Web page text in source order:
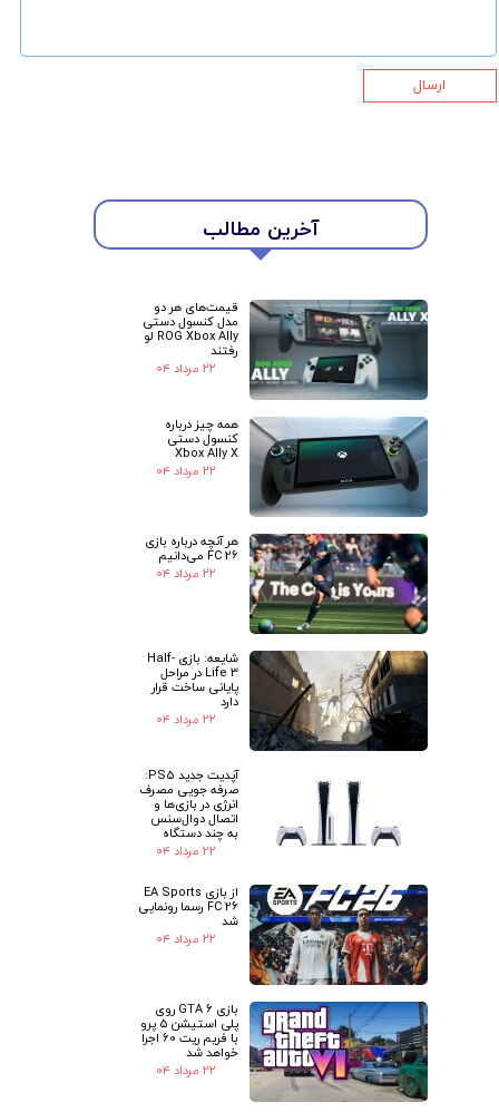
★
آخرین مطالب
قیمت‌های هر دو
مدل کنسول دستی
ROG Xbox Ally لو
رفتند
۲۲ مرداد ۰۴
همه چیز درباره
کنسول دستی
Xbox Ally X
۲۲ مرداد ۰۴
هر آنچه درباره بازی
FC 26 می‌دانیم
۲۲ مرداد ۰۴
شایعه: بازی Half-
Life 3 در مراحل
پایانی ساخت قرار
دارد
۲۲ مرداد ۰۴
آپدیت جدید PS5:
صرفه جویی مصرف
انرژی در بازی‌ها و
اتصال دوال‌سنس
به چند دستگاه
۲۲ مرداد ۰۴
از بازی EA Sports
FC 26 رسما رونمایی
شد
۲۲ مرداد ۰۴
بازی GTA 6 روی
پلی استیشن 5 پرو
با فریم ریت 60 اجرا
خواهد شد
۲۲ مرداد ۰۴
ارسال